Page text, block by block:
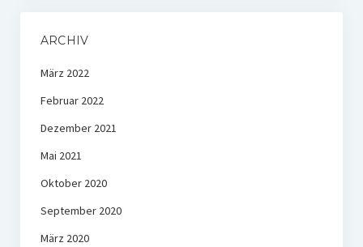
ARCHIV
März 2022
Februar 2022
Dezember 2021
Mai 2021
Oktober 2020
September 2020
März 2020